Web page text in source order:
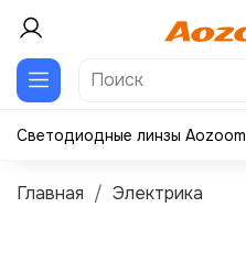
Светодиодные линзы Aozoom
Главная Электрика